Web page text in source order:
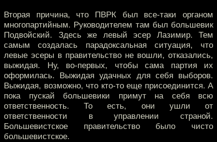
Вторая причина, что ПВРК был все-таки органом
многопартийным. Руководителем там был большевик
Подвойский. Здесь же левый эсер Лазимир. Тем
самым создалась парадоксальная ситуация, что
левые эсеры в правительство не вошли, отказались,
выжидая. Ну, во-первых, чтобы сама партия их
оформилась. Выжидая удачных для себя выборов.
Выжидая, возможно, что кто-то еще присоединится. А
пока пускай большевики примут на себя всю
ответственность. То есть, они ушли от
ответственности в управлении страной.
Большевистское правительство было чисто
большевистское.